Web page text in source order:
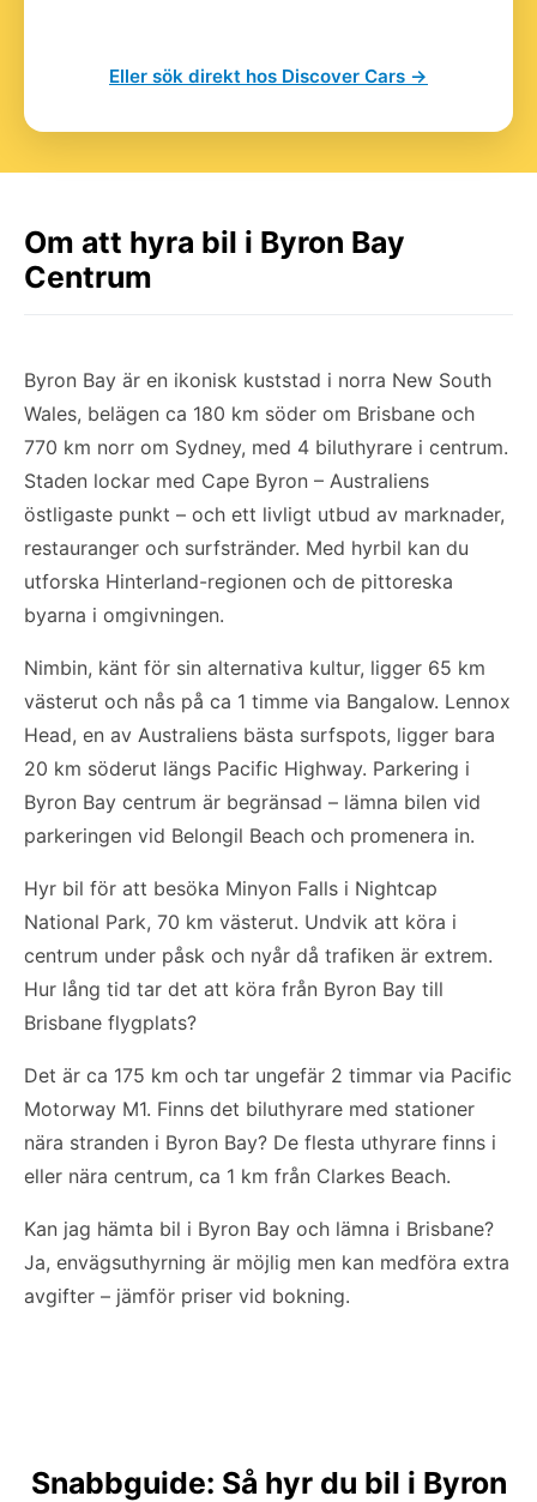
Eller sök direkt hos Discover Cars →
Om att hyra bil i Byron Bay
Centrum
Byron Bay är en ikonisk kuststad i norra New South
Wales, belägen ca 180 km söder om Brisbane och
770 km norr om Sydney, med 4 biluthyrare i centrum.
Staden lockar med Cape Byron – Australiens
östligaste punkt – och ett livligt utbud av marknader,
restauranger och surfstränder. Med hyrbil kan du
utforska Hinterland-regionen och de pittoreska
byarna i omgivningen.
Nimbin, känt för sin alternativa kultur, ligger 65 km
västerut och nås på ca 1 timme via Bangalow. Lennox
Head, en av Australiens bästa surfspots, ligger bara
20 km söderut längs Pacific Highway. Parkering i
Byron Bay centrum är begränsad – lämna bilen vid
parkeringen vid Belongil Beach och promenera in.
Hyr bil för att besöka Minyon Falls i Nightcap
National Park, 70 km västerut. Undvik att köra i
centrum under påsk och nyår då trafiken är extrem.
Hur lång tid tar det att köra från Byron Bay till
Brisbane flygplats?
Det är ca 175 km och tar ungefär 2 timmar via Pacific
Motorway M1. Finns det biluthyrare med stationer
nära stranden i Byron Bay? De flesta uthyrare finns i
eller nära centrum, ca 1 km från Clarkes Beach.
Kan jag hämta bil i Byron Bay och lämna i Brisbane?
Ja, envägsuthyrning är möjlig men kan medföra extra
avgifter – jämför priser vid bokning.
Snabbguide: Så hyr du bil i Byron